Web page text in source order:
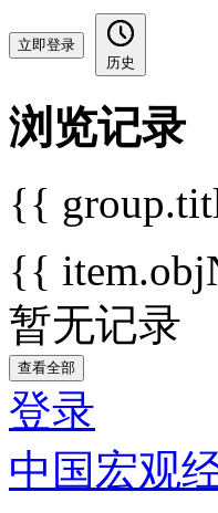
立即登录
历史
浏览记录
{{
{{
暂无记录
查看全部
登录
中国宏观